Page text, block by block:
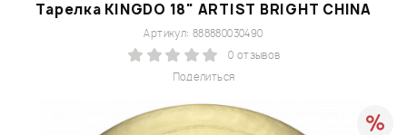
Тарелка KINGDO 18" ARTIST BRIGHT CHINA
Поделиться
Артикул: 888880030490
0 отзывов